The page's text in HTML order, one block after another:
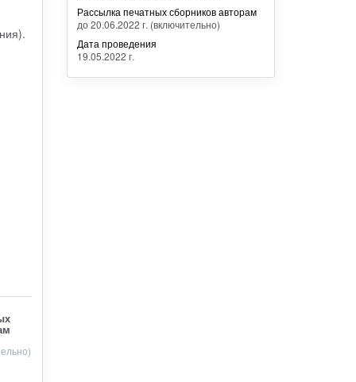
Рассылка печатных сборников авторам
до 20.06.2022 г. (включительно)
Дата проведения
19.05.2022 г.